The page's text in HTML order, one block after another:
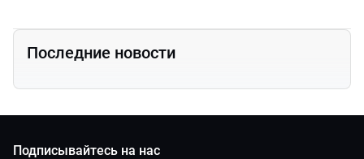
Последние новости
Подписывайтесь на нас